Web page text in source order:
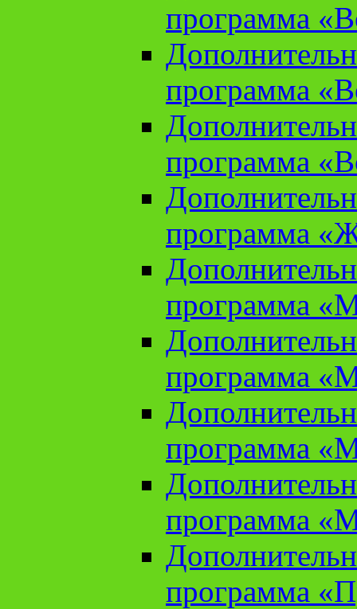
программа
программа
программа
программа
программа
программа
программа
программа
программа